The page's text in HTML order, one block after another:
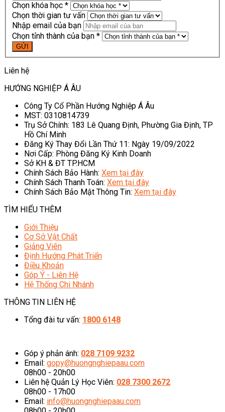
Chọn khóa học *
Chọn thời gian tư vấn
Nhập email của bạn
Chọn tỉnh thành của bạn *
Liên hệ
HƯỚNG NGHIỆP Á ÂU
Công Ty Cổ Phần Hướng Nghiệp Á Âu
MST: 0310814739
Trụ Sở Chính: 183 Lê Quang Định, Phường Gia Định, TP
Hồ Chí Minh
Đăng Ký Thay Đổi Lần Thứ 11: Ngày 19/09/2022
Nơi Cấp: Phòng Đăng Ký Kinh Doanh
Sở KH & ĐT TP.HCM
Chính Sách Bảo Hành: Xem tại đây
Chính Sách Thanh Toán: Xem tại đây
Chính Sách Bảo Mật Thông Tin: Xem tại đây
TÌM HIỂU THÊM
Giới Thiệu
Cơ Sở Vật Chất
Giảng Viên
Định Hướng Phát Triển
Điều Khoản
Góp Ý - Liên Hệ
Hệ Thống Chi Nhánh
THÔNG TIN LIÊN HỆ
Tổng đài tư vấn: 1800 6148
Góp ý phản ánh: 028 7109 9232
Email: gopy@huongnghiepaau.com
08h00 - 20h00
Liên hệ Quản Lý Học Viên: 028 7300 2672
08h00 - 17h00
Email: info@huongnghiepaau.com